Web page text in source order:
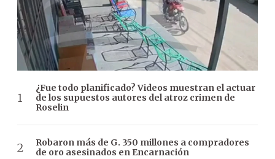
¿Fue todo planificado? Videos muestran el actuar
de los supuestos autores del atroz crimen de
Roselin
Robaron más de G. 350 millones a compradores
de oro asesinados en Encarnación